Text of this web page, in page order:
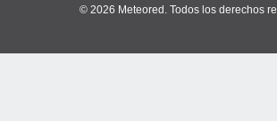
© 2026 Meteored. Todos los derechos